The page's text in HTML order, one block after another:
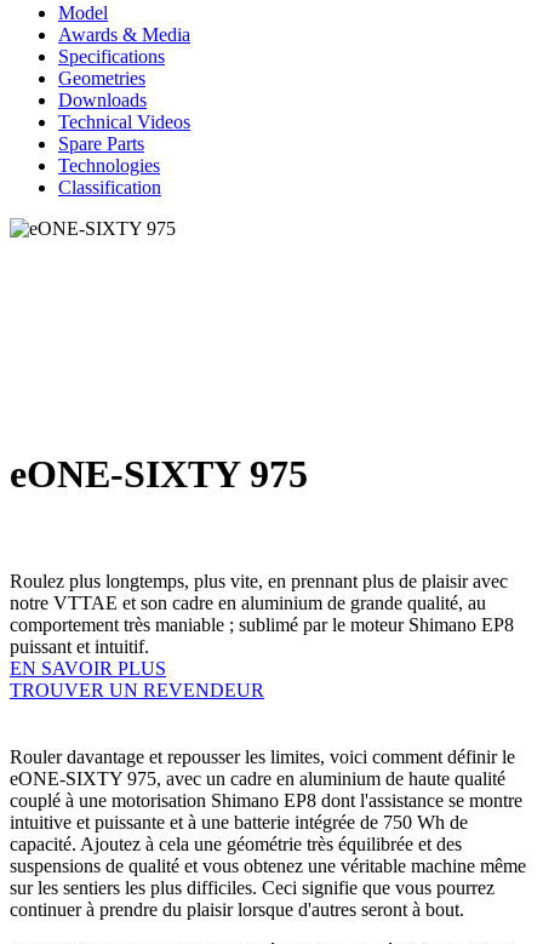
Model
Awards & Media
Specifications
Geometries
Downloads
Technical Videos
Spare Parts
Technologies
Classification
eONE-SIXTY 975
Roulez plus longtemps, plus vite, en prennant plus de plaisir avec
notre VTTAE et son cadre en aluminium de grande qualité, au
comportement très maniable ; sublimé par le moteur Shimano EP8
puissant et intuitif.
EN SAVOIR PLUS
TROUVER UN REVENDEUR
Rouler davantage et repousser les limites, voici comment définir le
eONE-SIXTY 975, avec un cadre en aluminium de haute qualité
couplé à une motorisation Shimano EP8 dont l'assistance se montre
intuitive et puissante et à une batterie intégrée de 750 Wh de
capacité. Ajoutez à cela une géométrie très équilibrée et des
suspensions de qualité et vous obtenez une véritable machine même
sur les sentiers les plus difficiles. Ceci signifie que vous pourrez
continuer à prendre du plaisir lorsque d'autres seront à bout.